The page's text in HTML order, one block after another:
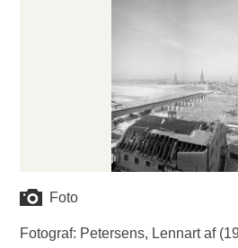
Foto
Fotograf: Petersens, Lennart af